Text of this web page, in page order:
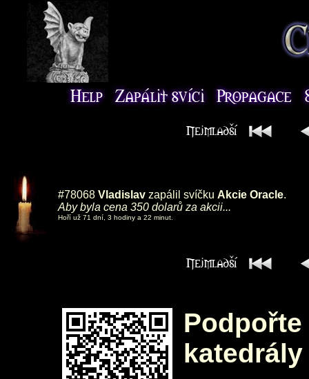
#78068 Vladislav zapálil svíčku Akcie Oracle.
Aby byla cena 350 dolarů za akcii...
Hoří už 71 dní, 3 hodiny a 22 minut.
katedrály